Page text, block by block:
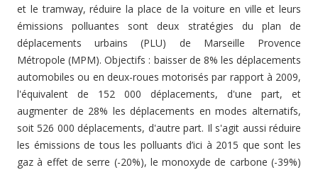
et le tramway, réduire la place de la voiture en ville et leurs
émissions polluantes sont deux stratégies du plan de
déplacements urbains (PLU) de Marseille Provence
Métropole (MPM). Objectifs : baisser de 8% les déplacements
automobiles ou en deux-roues motorisés par rapport à 2009,
l'équivalent de 152 000 déplacements, d'une part, et
augmenter de 28% les déplacements en modes alternatifs,
soit 526 000 déplacements, d'autre part. Il s'agit aussi réduire
les émissions de tous les polluants d’ici à 2015 que sont les
gaz à effet de serre (-20%), le monoxyde de carbone (-39%)